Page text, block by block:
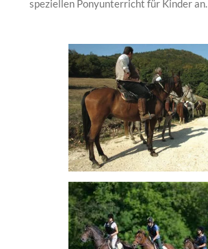
speziellen Ponyunterricht für Kinder an.